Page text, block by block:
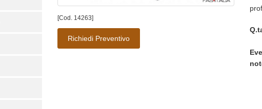
[Cod. 14263]
Richiedi Preventivo